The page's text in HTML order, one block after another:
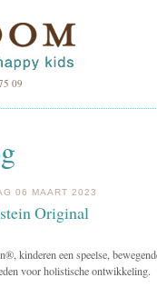
09
06 MAART 2023
Original
®, kinderen een speelse,
voor holistische ontwikkeling.